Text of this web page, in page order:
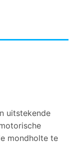
uitstekende
mondholte te